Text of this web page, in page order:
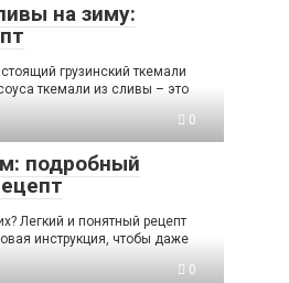
на зиму:
грузинский ткемали
ткемали из сливы – это
0
подробный
Легкий и понятный рецепт
инструкция, чтобы даже
0